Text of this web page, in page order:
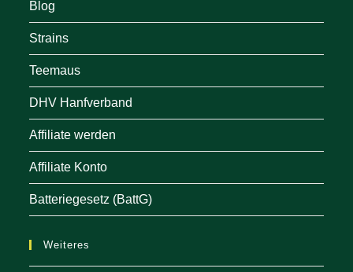
Blog
Strains
Teemaus
DHV Hanfverband
Affiliate werden
Affiliate Konto
Batteriegesetz (BattG)
Weiteres